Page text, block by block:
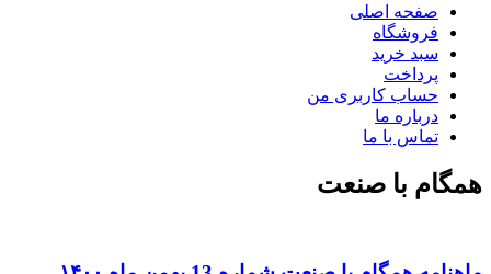
صفحه اصلی
فروشگاه
سبد خرید
پرداخت
حساب کاربری من
درباره ما
تماس با ما
همگام با صنعت